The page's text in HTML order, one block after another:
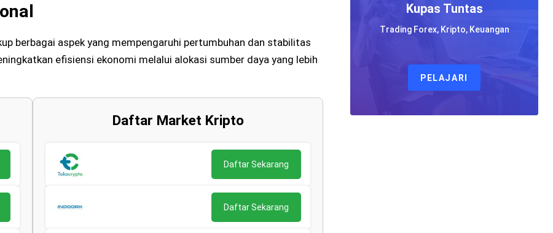
berbagai aspek yang mempengaruhi pertumbuhan dan stabilitas
efisiensi ekonomi melalui alokasi sumber daya yang lebih
Daftar Market Kripto
Daftar Sekarang
Daftar Sekarang
Kupas Tuntas
Trading Forex, Kripto, Keuangan
PELAJARI